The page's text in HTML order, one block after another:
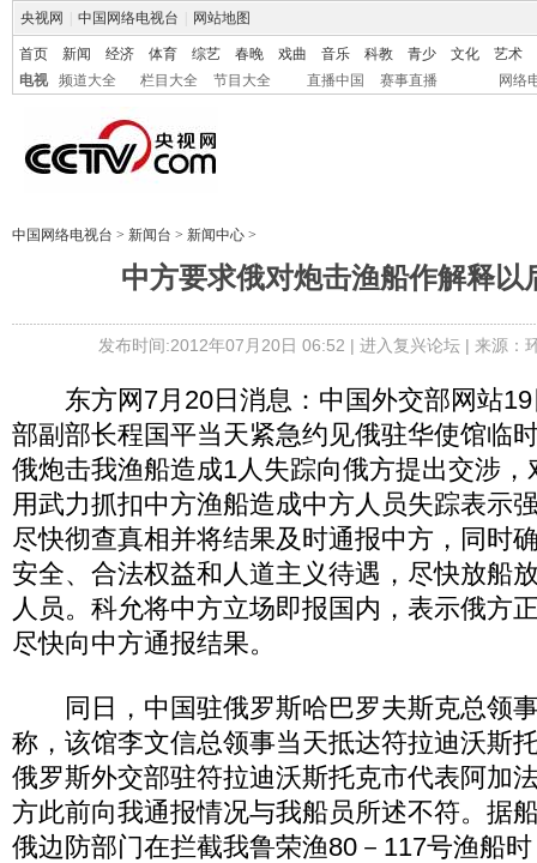
央视网 中国网络电视台 网站地图
首页 新闻 经济 体育 综艺 春晚 戏曲 音乐 科教 青少 文化
艺术
电视
频道大全 栏目大全 节目大全 直播中国 赛事直播 网络
中国网络电视台 > 新闻台 > 新闻中心 >
中方要求俄对炮击渔船作解释以
发布时间:2012年07月20日 06:52 | 进入复兴论坛| 来源：
东方网7月20日消息：中国外交部网站19
部副部长程国平当天紧急约见俄驻华使馆临
俄炮击我渔船造成1人失踪向俄方提出交涉
用武力抓扣中方渔船造成中方人员失踪表示
尽快彻查真相并将结果及时通报中方，同时
安全、合法权益和人道主义待遇，尽快放船
人员。科允将中方立场即报国内，表示俄方
尽快向中方通报结果。
同日，中国驻俄罗斯哈巴罗夫斯克总领
称，该馆李文信总领事当天抵达符拉迪沃斯
俄罗斯外交部驻符拉迪沃斯托克市代表阿加
方此前向我通报情况与我船员所述不符。据
俄边防部门在拦截我鲁荣渔80－117号渔船